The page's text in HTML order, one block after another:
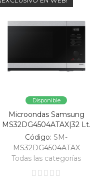
Disponible
Microondas Samsung
MS32DG4504ATAX|32 Lt.
Código: SM-
MS32DG4504ATAX
Todas las categorías